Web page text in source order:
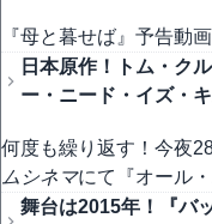
『母と暮せば』予告動
日本原作！トム・ク
ー・ニード・イズ・
何度も繰り返す！今夜
ムシネマにて『オール
舞台は2015年！『バ